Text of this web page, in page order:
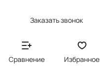
Заказать звонок
Сравнение Избранное